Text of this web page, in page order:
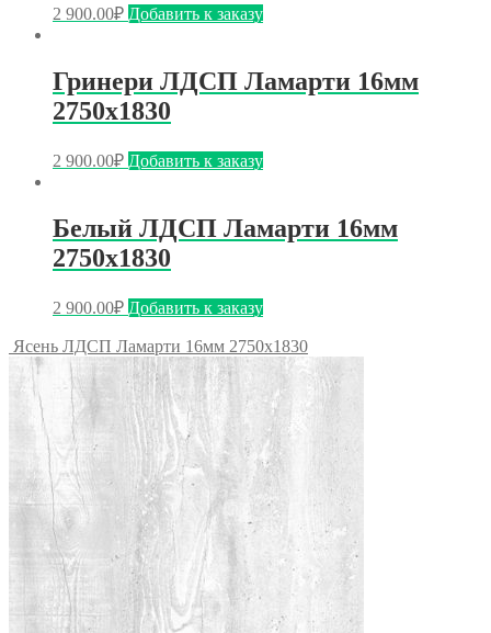
2 900.00₽ Добавить к заказу
Гринери ЛДСП Ламарти 16мм
2750х1830
2 900.00₽ Добавить к заказу
Белый ЛДСП Ламарти 16мм
2750х1830
2 900.00₽ Добавить к заказу
Ясень ЛДСП Ламарти 16мм 2750х1830